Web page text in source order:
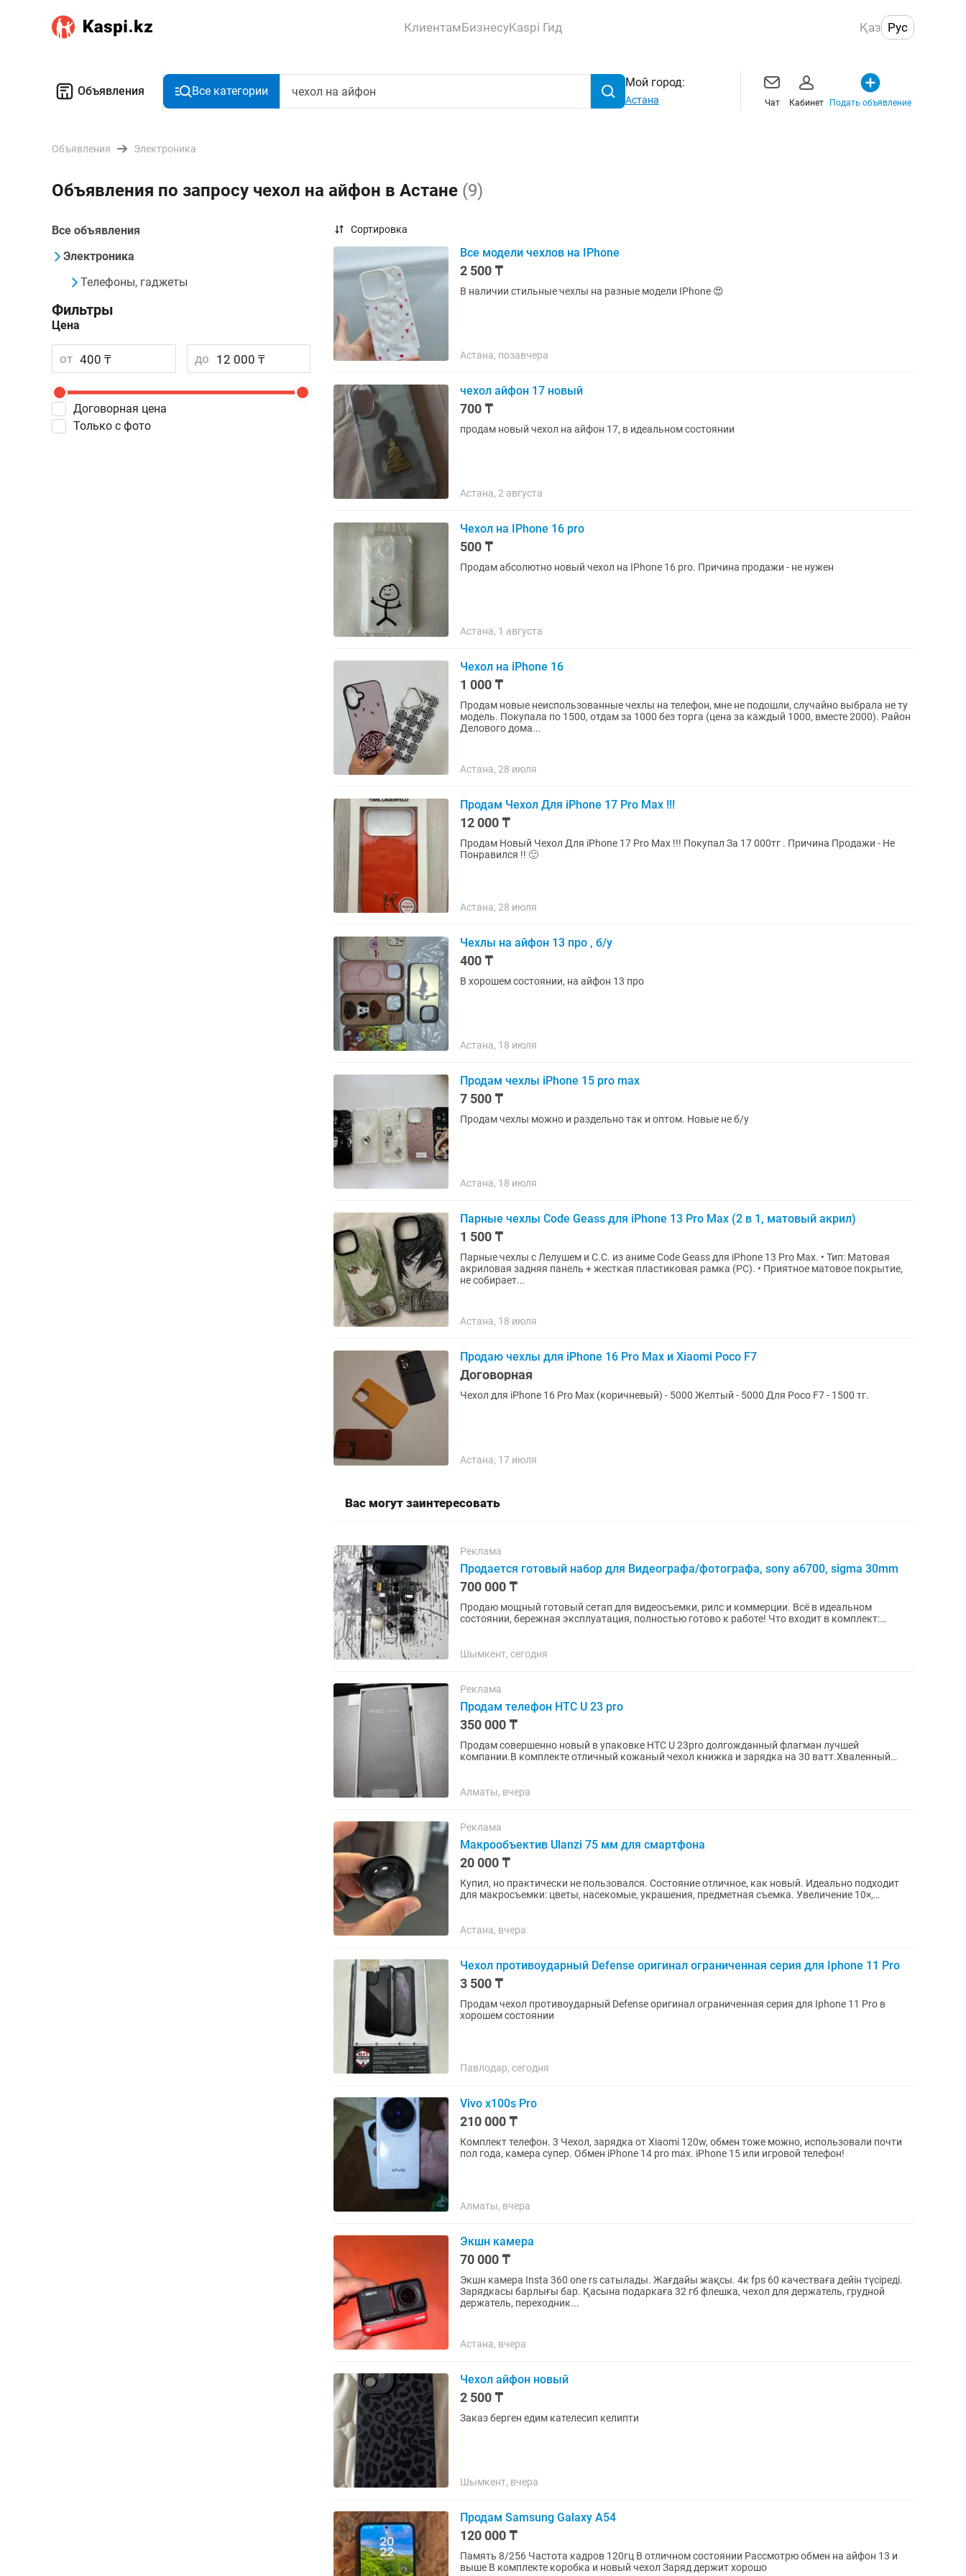
КлиентамБизнесуKaspi Гид Қаз Рус
Объявления Все категории
Мой город:
Астана Чат Кабинет Подать объявление
Объявления Электроника
Объявления по запросу чехол на айфон в Астане (9)
Все объявления
Электроника
Телефоны, гаджеты
Фильтры
Цена
от до
Договорная цена
Только с фото
Сортировка
Все модели чехлов на IPhone
2 500 ₸
В наличии стильные чехлы на разные модели IPhone 😍
Астана, позавчера
чехол айфон 17 новый
700 ₸
продам новый чехол на айфон 17, в идеальном состоянии
Астана, 2 августа
Чехол на IPhone 16 pro
500 ₸
Продам абсолютно новый чехол на IPhone 16 pro. Причина продажи - не нужен
Астана, 1 августа
Чехол на iPhone 16
1 000 ₸
Продам новые неиспользованные чехлы на телефон, мне не подошли, случайно выбрала не ту
модель. Покупала по 1500, отдам за 1000 без торга (цена за каждый 1000, вместе 2000). Район
Делового дома...
Астана, 28 июля
Продам Чехол Для iPhone 17 Pro Max !!!
12 000 ₸
Продам Новый Чехол Для iPhone 17 Pro Max !!! Покупал За 17 000тг . Причина Продажи - Не
Понравился !! 🙂
Астана, 28 июля
Чехлы на айфон 13 про , б/у
400 ₸
В хорошем состоянии, на айфон 13 про
Астана, 18 июля
Продам чехлы iPhone 15 pro max
7 500 ₸
Продам чехлы можно и раздельно так и оптом. Новые не б/у
Астана, 18 июля
Парные чехлы Code Geass для iPhone 13 Pro Max (2 в 1, матовый акрил)
1 500 ₸
Парные чехлы с Лелушем и С.С. из аниме Code Geass для iPhone 13 Pro Max. • Тип: Матовая
акриловая задняя панель + жесткая пластиковая рамка (PC). • Приятное матовое покрытие,
не собирает...
Астана, 18 июля
Продаю чехлы для iPhone 16 Pro Max и Xiaomi Poco F7
Договорная
Чехол для iPhone 16 Pro Max (коричневый) - 5000 Желтый - 5000 Для Poco F7 - 1500 тг.
Астана, 17 июля
Вас могут заинтересовать
Реклама
Продается готовый набор для Видеографа/фотографа, sony a6700, sigma 30mm
700 000 ₸
Продаю мощный готовый сетап для видеосъемки, рилс и коммерции. Всё в идеальном
состоянии, бережная эксплуатация, полностью готово к работе! Что входит в комплект:
Шымкент, сегодня
Реклама
Продам телефон HTC U 23 pro
350 000 ₸
Продам совершенно новый в упаковке HTC U 23pro долгожданный флагман лучшей
компании.В комплекте отличный кожаный чехол книжка и зарядка на 30 ватт.Хваленный
Алматы, вчера
Реклама
Макрообъектив Ulanzi 75 мм для смартфона
20 000 ₸
Купил, но практически не пользовался. Состояние отличное, как новый. Идеально подходит
для макросъемки: цветы, насекомые, украшения, предметная съемка. Увеличение 10×,
Астана, вчера
Чехол противоударный Defense оригинал ограниченная серия для Iphone 11 Pro
3 500 ₸
Продам чехол противоударный Defense оригинал ограниченная серия для Iphone 11 Pro в
хорошем состоянии
Павлодар, сегодня
Vivo x100s Pro
210 000 ₸
Комплект телефон. 3 Чехол, зарядка от Xiaomi 120w, обмен тоже можно, использовали почти
пол года, камера супер. Обмен iPhone 14 pro max. iPhone 15 или игровой телефон!
Алматы, вчера
Экшн камера
70 000 ₸
Экшн камера Insta 360 one rs сатылады. Жағдайы жақсы. 4к fps 60 качестваға дейін түсіреді.
Зарядкасы барлығы бар. Қасына подаркаға 32 гб флешка, чехол для держатель, грудной
держатель, переходник...
Астана, вчера
Чехол айфон новый
2 500 ₸
Заказ берген едим кателесип келипти
Шымкент, вчера
Продам Samsung Galaxy A54
120 000 ₸
Память 8/256 Частота кадров 120гц В отличном состоянии Рассмотрю обмен на айфон 13 и
выше В комплекте коробка и новый чехол Заряд держит хорошо